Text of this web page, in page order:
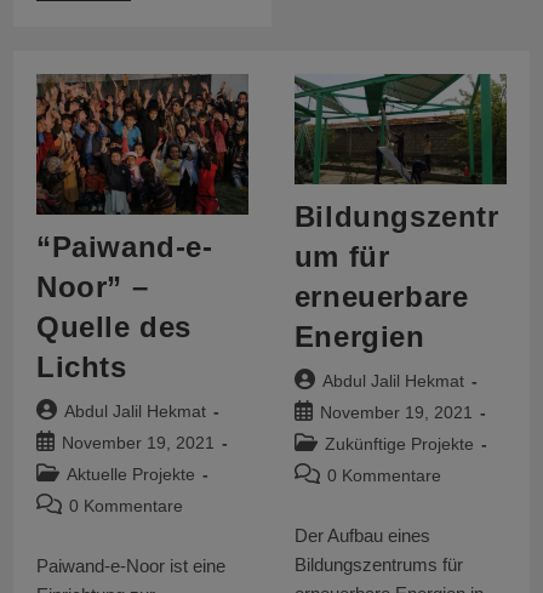
“Paiwand-e-
Noor” –
Quelle des
Lichts
Beitrags-
Autor:
Abdul Jalil Hekmat
Beitrag
veröffentlicht:
November 19, 2021
Beitrags-
Kategorie:
Aktuelle Projekte
Beitrags-0 Kommentare
Paiwand-e-Noor ist eine
Bildungszentr
um für
erneuerbare
Energien
Beitrags-
Autor:
Abdul Jalil Hekmat
Beitrag
veröffentlicht:
November 19, 2021
Beitrags-
Kategorie:
Zukünftige Projekte
Beitrags-0 Kommentare
Der Aufbau eines
Bildungszentrums für